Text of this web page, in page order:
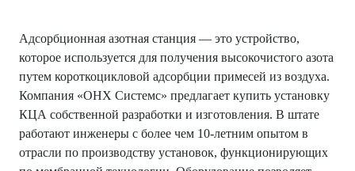
Адсорбционная азотная станция — это устройство,
которое используется для получения высокочистого азота
путем короткоцикловой адсорбции примесей из воздуха.
Компания «ОНХ Системс» предлагает купить установку
КЦА собственной разработки и изготовления. В штате
работают инженеры с более чем 10-летним опытом в
отрасли по производству установок, функционирующих